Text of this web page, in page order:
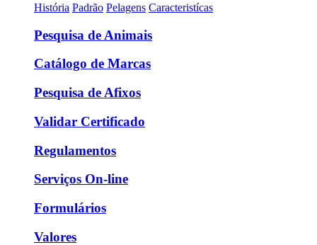
História Padrão Pelagens Caracteristícas
Pesquisa de Animais
Catálogo de Marcas
Pesquisa de Afixos
Validar Certificado
Regulamentos
Serviços On-line
Formulários
Valores